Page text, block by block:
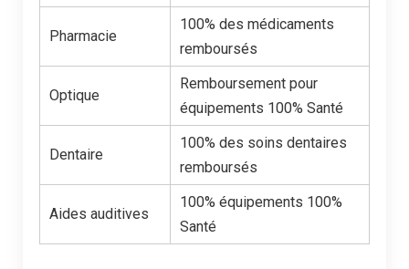
Pharmacie
100% des médicaments
remboursés
Optique
Remboursement pour
équipements 100% Santé
Dentaire
100% des soins dentaires
remboursés
Aides auditives
100% équipements 100%
Santé